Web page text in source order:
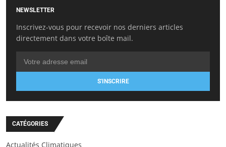
NEWSLETTER
Inscrivez-vous pour recevoir nos derniers articles
directement dans votre boîte mail.
S'INSCRIRE
CATÉGORIES
Actualités Climatiques